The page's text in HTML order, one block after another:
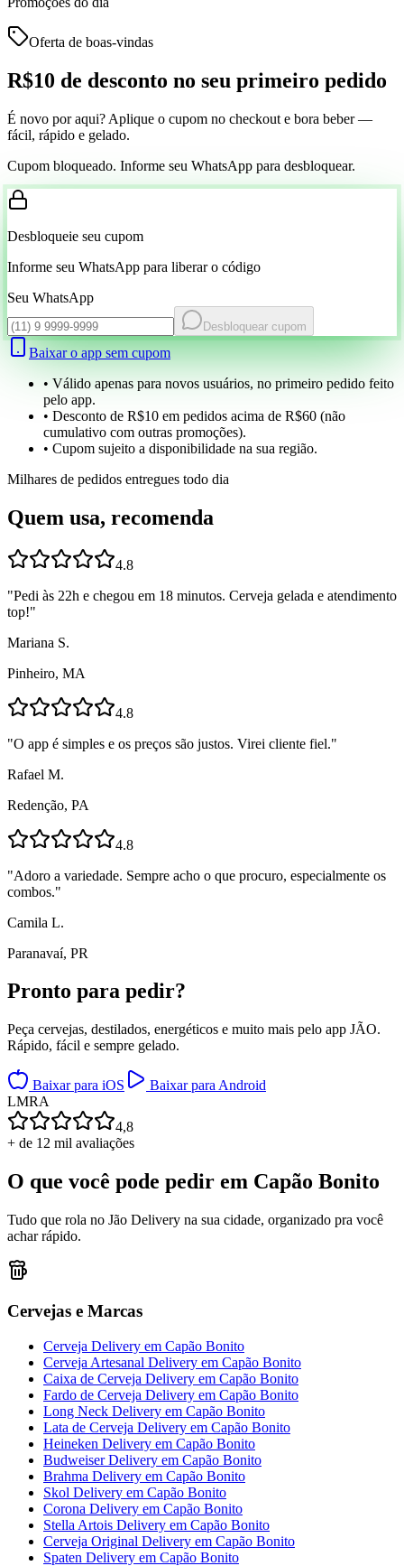
Oferta de boas-vindas
R$10 de desconto no seu primeiro pedido
É novo por aqui? Aplique o cupom no checkout e bora beber —
fácil, rápido e gelado.
Cupom bloqueado. Informe seu WhatsApp para desbloquear.
Desbloqueie seu cupom
Informe seu WhatsApp para liberar o código
Seu WhatsApp
Desbloquear cupom
Baixar o app sem cupom
• Válido apenas para novos usuários, no primeiro pedido feito
pelo app.
• Desconto de R$10 em pedidos acima de R$60 (não
cumulativo com outras promoções).
• Cupom sujeito a disponibilidade na sua região.
Milhares de pedidos entregues todo dia
Quem usa, recomenda
4.8
"Pedi às 22h e chegou em 18 minutos. Cerveja gelada e atendimento
top!"
Mariana S.
Pinheiro, MA
4.8
"O app é simples e os preços são justos. Virei cliente fiel."
Rafael M.
Redenção, PA
4.8
"Adoro a variedade. Sempre acho o que procuro, especialmente os
combos."
Camila L.
Paranavaí, PR
Pronto para pedir?
Peça cervejas, destilados, energéticos e muito mais pelo app JÃO.
Rápido, fácil e sempre gelado.
Baixar para iOS
Baixar para Android
LMRA
4,8
+ de 12 mil avaliações
O que você pode pedir em Capão Bonito
Tudo que rola no Jão Delivery na sua cidade, organizado pra você
achar rápido.
Cervejas e Marcas
Cerveja Delivery em Capão Bonito
Cerveja Artesanal Delivery em Capão Bonito
Caixa de Cerveja Delivery em Capão Bonito
Fardo de Cerveja Delivery em Capão Bonito
Long Neck Delivery em Capão Bonito
Lata de Cerveja Delivery em Capão Bonito
Heineken Delivery em Capão Bonito
Budweiser Delivery em Capão Bonito
Brahma Delivery em Capão Bonito
Skol Delivery em Capão Bonito
Corona Delivery em Capão Bonito
Stella Artois Delivery em Capão Bonito
Cerveja Original Delivery em Capão Bonito
Spaten Delivery em Capão Bonito